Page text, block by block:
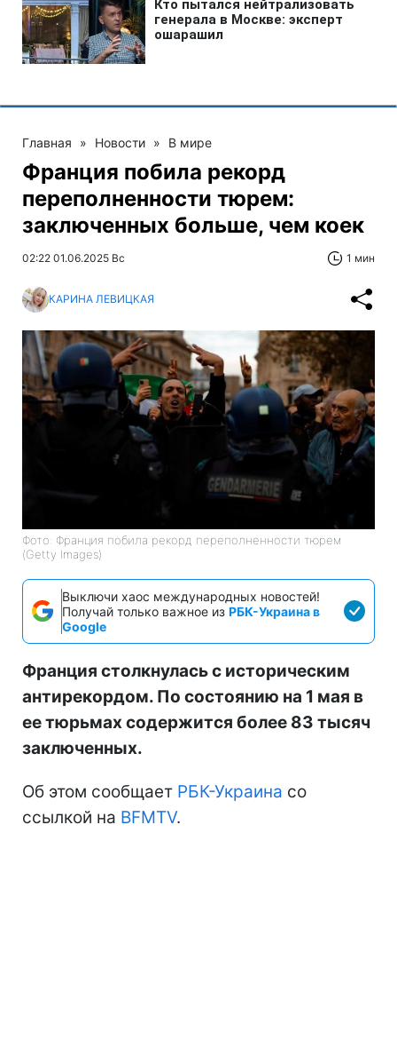
Главная » Новости » В мире
Франция побила рекорд
переполненности тюрем:
заключенных больше, чем коек
02:22 01.06.2025 Вс 1 мин
КАРИНА ЛЕВИЦКАЯ
Фото: Франция побила рекорд переполненности тюрем
(Getty Images)
Выключи хаос международных новостей!
Получай только важное из РБК-Украина в
Google
Франция столкнулась с историческим
антирекордом. По состоянию на 1 мая в
ее тюрьмах содержится более 83 тысяч
заключенных.
Об этом сообщает РБК-Украина со
ссылкой на BFMTV.